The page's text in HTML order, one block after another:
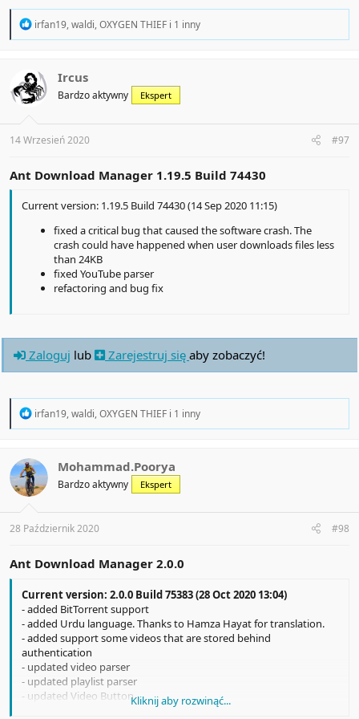
R
t
i
o
s
:
irfan19,waldi,OXYGEN THIEF i 1 inny
Ircus
Bardzo aktywny Ekspert
14 Wrzesień 2020 #97
Ant Download Manager 1.19.5 Build 74430
Current version: 1.19.5 Build 74430 (14 Sep 2020 11:15)
fixed a critical bug that caused the software crash. The
crash could have happened when user downloads files less
than 24KB
fixed YouTube parser
refactoring and bug fix
Zaloguj lub Zarejestruj się aby zobaczyć!
R
t
i
o
s
:
irfan19,waldi,OXYGEN THIEF i 1 inny
Mohammad.Poorya
Bardzo aktywny Ekspert
28 Październik 2020 #98
Ant Download Manager 2.0.0
Current version: 2.0.0 Build 75383 (28 Oct 2020 13:04)
- added BitTorrent support
- added Urdu language. Thanks to Hamza Hayat for translation.
- added support some videos that are stored behind
authentication
- updated video parser
- updated playlist parser
- updated Video Button
- updated Chrome extension
Kliknij aby rozwinąć...